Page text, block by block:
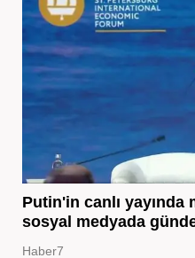
Putin'in canlı
sosyal medyada
Haber7